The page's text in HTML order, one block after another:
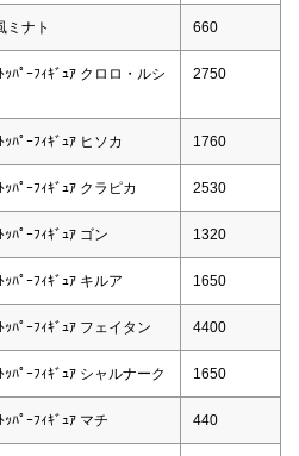
ミナト 660
ﾟｰﾌｨｷﾞｭｱ クロロ・ルシ
2750
ﾟｰﾌｨｷﾞｭｱ ヒソカ 1760
ﾟｰﾌｨｷﾞｭｱ クラピカ 2530
ﾊﾟｰﾌｨｷﾞｭｱ ゴン 1320
ﾊﾟｰﾌｨｷﾞｭｱ キルア 1650
ﾟｰﾌｨｷﾞｭｱ フェイタン 4400
ﾟｰﾌｨｷﾞｭｱ シャルナーク 1650
ﾊﾟｰﾌｨｷﾞｭｱ マチ 440